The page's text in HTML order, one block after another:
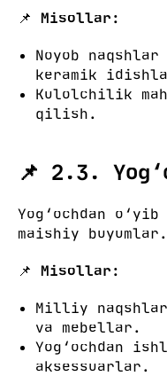
📌 Misollar:
Noyob
keramik
Kulolchilik
qilish.
📌 2.3.
Yog‘ochdan
maishiy
📌 Misollar:
Milliy
va mebellar.
Yog‘ochdan
aksessuarlar.